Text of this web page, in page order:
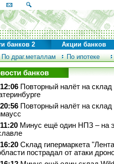
По драг.металлам По ипотеке
банков 2 Акции банков
банков
Повторный налёт на склад
Повторный налёт на склад
Минус ещё один НПЗ – на
Склад гипермаркета
пострадал от атаки